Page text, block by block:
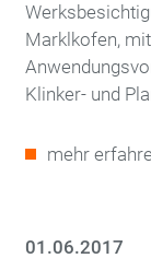
Marklkofen,
Klinker- und
mehr
01.06.2017